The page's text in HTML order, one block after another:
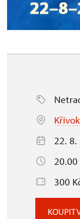
22. 8.
20.00
300
KOUPIT